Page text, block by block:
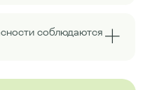
соблюдаются